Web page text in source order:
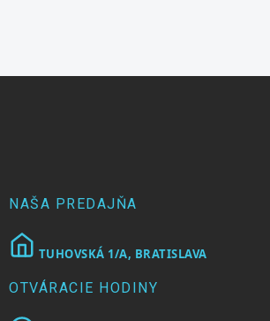
NAŠA PREDAJŇA
TUHOVSKÁ 1/A, BRATISLAVA
OTVÁRACIE HODINY